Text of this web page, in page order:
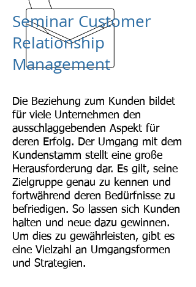
Seminar Customer
Relationship
Management
Die Beziehung zum Kunden bildet
für viele Unternehmen den
ausschlaggebenden Aspekt für
deren Erfolg. Der Umgang mit dem
Kundenstamm stellt eine große
Herausforderung dar. Es gilt, seine
Zielgruppe genau zu kennen und
fortwährend deren Bedürfnisse zu
befriedigen. So lassen sich Kunden
halten und neue dazu gewinnen.
Um dies zu gewährleisten, gibt es
eine Vielzahl an Umgangsformen
und Strategien.